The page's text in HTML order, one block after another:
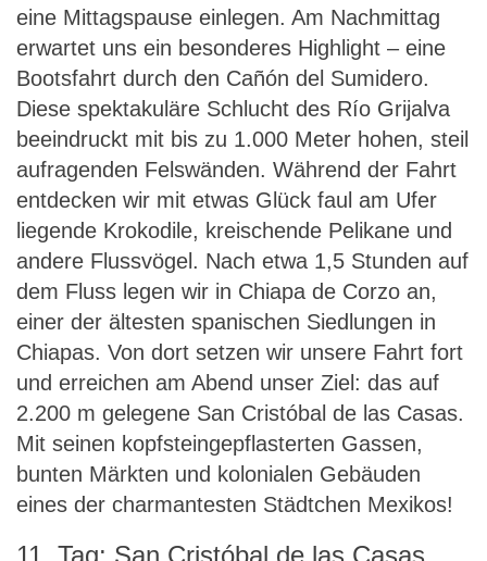
eine Mittagspause einlegen. Am Nachmittag
erwartet uns ein besonderes Highlight – eine
Bootsfahrt durch den Cañón del Sumidero.
Diese spektakuläre Schlucht des Río Grijalva
beeindruckt mit bis zu 1.000 Meter hohen, steil
aufragenden Felswänden. Während der Fahrt
entdecken wir mit etwas Glück faul am Ufer
liegende Krokodile, kreischende Pelikane und
andere Flussvögel. Nach etwa 1,5 Stunden auf
dem Fluss legen wir in Chiapa de Corzo an,
einer der ältesten spanischen Siedlungen in
Chiapas. Von dort setzen wir unsere Fahrt fort
und erreichen am Abend unser Ziel: das auf
2.200 m gelegene San Cristóbal de las Casas.
Mit seinen kopfsteingepflasterten Gassen,
bunten Märkten und kolonialen Gebäuden
eines der charmantesten Städtchen Mexikos!
11. Tag: San Cristóbal de las Casas